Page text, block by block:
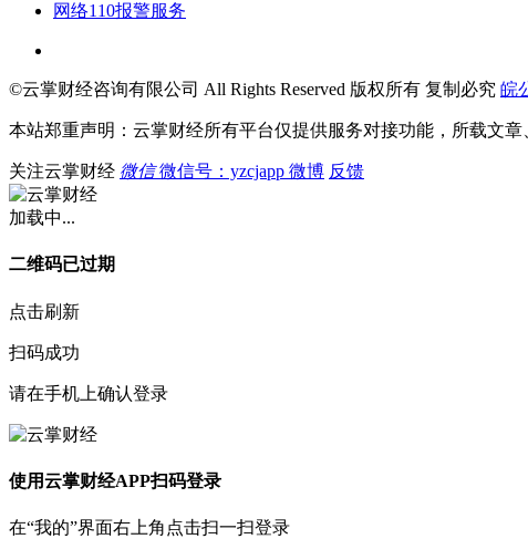
网络110报警服务
©云掌财经咨询有限公司 All Rights Reserved 版权所有 复制必究 皖
本站郑重声明：云掌财经所有平台仅提供服务对接功能，所载文
关注云掌财经 微信 微信号：yzcjapp 微博 反馈
加载中...
二维码已过期
点击刷新
扫码成功
请在手机上确认登录
使用云掌财经APP扫码登录
在“我的”界面右上角点击扫一扫登录